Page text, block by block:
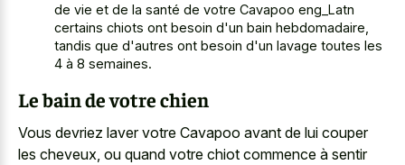
de vie et de la santé de votre Cavapoo eng_Latn
certains chiots ont besoin d'un bain hebdomadaire,
tandis que d'autres ont besoin d'un lavage toutes les
4 à 8 semaines.
Le bain de votre chien
Vous devriez laver votre Cavapoo avant de lui couper
les cheveux, ou quand votre chiot commence à sentir